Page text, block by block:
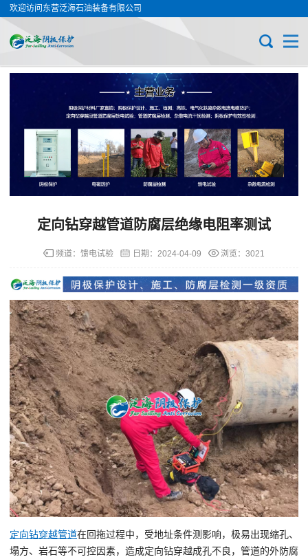
欢迎访问东营泛海石油装备有限公司
定向钻穿越管道防腐层绝缘电阻率测试
频道： 馈电试验 日期： 2024-04-09 浏览：3021
定向钻穿越管道在回拖过程中，受地址条件测影响，极易出现缩孔、
塌方、岩石等不可控因素，造成定向钻穿越成孔不良，管道的外防腐